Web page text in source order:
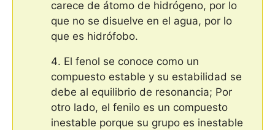
carece de átomo de hidrógeno, por lo
que no se disuelve en el agua, por lo
que es hidrófobo.
El fenol se conoce como un
compuesto estable y su estabilidad se
debe al equilibrio de resonancia; Por
otro lado, el fenilo es un compuesto
inestable porque su grupo es inestable